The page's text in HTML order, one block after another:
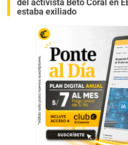
del activista Beto Coral en
estaba exiliado